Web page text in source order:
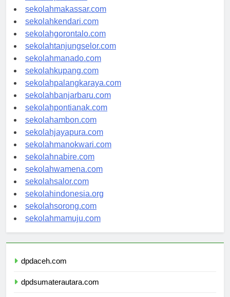
sekolahpalu.com
sekolahmakassar.com
sekolahkendari.com
sekolahgorontalo.com
sekolahtanjungselor.com
sekolahmanado.com
sekolahkupang.com
sekolahpalangkaraya.com
sekolahbanjarbaru.com
sekolahpontianak.com
sekolahambon.com
sekolahjayapura.com
sekolahmanokwari.com
sekolahnabire.com
sekolahwamena.com
sekolahsalor.com
sekolahindonesia.org
sekolahsorong.com